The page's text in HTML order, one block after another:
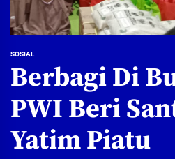
SOSIAL
Berbagi Di
PWI Beri
Yatim Piatu